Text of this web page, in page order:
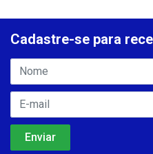
Cadastre-se para